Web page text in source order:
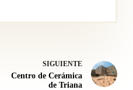
SIGUIENTE
Centro de Cerámica
de Triana